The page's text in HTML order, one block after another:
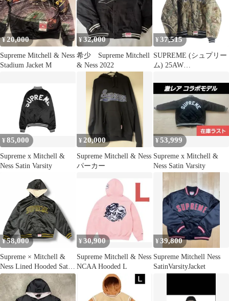
¥20,000
Supreme Mitchell & Ness
Stadium Jacket M
¥32,000
希少 Supreme Mitchell
& Ness 2022
¥ 37,515
SUPREME (シュプリー
ム) 25AW
Hooded Satin Varsity
Jacket ミッチェルアン
ドネス リアルツリー ラ
インドフーデッド サテ
ンバーシティジャケッ
ト カーキ
¥85,000
Supreme x Mitchell &
Ness Satin Varsity
¥ 20,000
Supreme Mitchell & Ness
パーカー
¥53,999
Supreme x Mitchell &
Ness Satin Varsity
¥58,000
Supreme × Mitchell &
Ness Lined Hooded Satin
Varsity Jacket ボアサテ
ンフーデッドスタジャ
ン シュプリーム × ミッ
¥30,900
Supreme Mitchell & Ness
NCAA Hooded L
¥39,800
Supreme Mitchell Ness
SatinVarsityJacket